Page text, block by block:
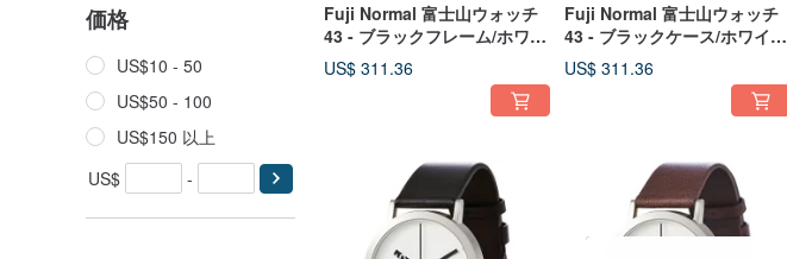
価格
US$10 - 50
US$50 - 100
US$150 以上
US$
-
Fuji Normal 富士山ウォッチ
43 - ブラックフレーム/ホワイ
ト針/シルバーミラネーゼブレ
スレット
US$ 311.36
Fuji Normal 富士山ウォッチ
43 - ブラックケース/ホワイト
針/ブラック本革カーフストラ
ップ
US$ 311.36